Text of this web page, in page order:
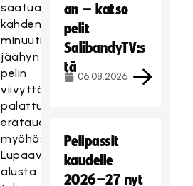
saatua
kahden
minuutin
jäähyn
pelin
viivyttämisestä
palattuaan
erätauolta
myöhässä.
Lupaavasta
alusta
an – katso
pelit
SalibandyTV:s
tä
06.08.2026
Pelipassit
kaudelle
2026–27 nyt